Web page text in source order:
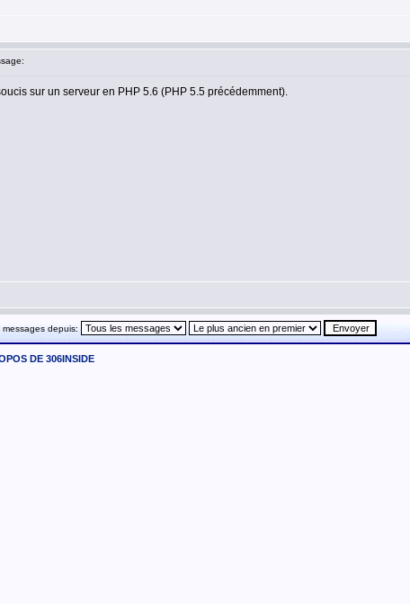
sur un serveur en PHP 5.6 (PHP 5.5 précédemment).
messages depuis:
DE 306INSIDE